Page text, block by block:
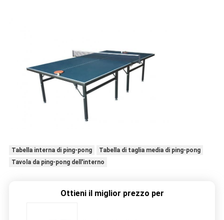
Tabella interna di ping-pong
Tabella di taglia media di ping-pong
Tavola da ping-pong dell'interno
Ottieni il miglior prezzo per